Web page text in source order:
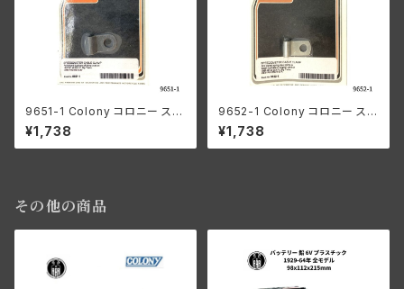
9651-1 Colony コロニー スピ
ードメーター ケーブル クランプ
パーカー ハーレーダビッドソン
1957-61年 ビッグツイン OHV
¥1,738
9652-1 Colony コロニー スピ
ードメーター ケーブルクランプ
ハーレー 1961-80年 O.H.V ビ
ッグツイン パンヘッド ナックル
¥1,738
その他の商品